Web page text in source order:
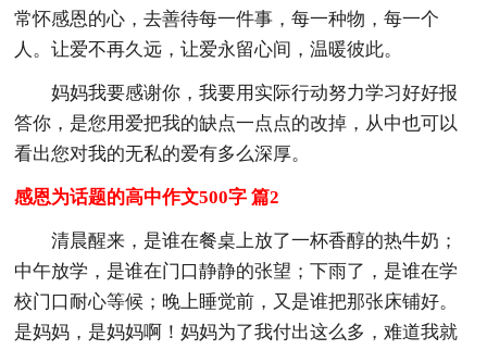
常怀感恩的心，去善待每一件事，每一种物，每一个
人。让爱不再久远，让爱永留心间，温暖彼此。
妈妈我要感谢你，我要用实际行动努力学习好好报
答你，是您用爱把我的缺点一点点的改掉，从中也可以
看出您对我的无私的爱有多么深厚。
感恩为话题的高中作文500字 篇2
清晨醒来，是谁在餐桌上放了一杯香醇的热牛奶；
中午放学，是谁在门口静静的张望；下雨了，是谁在学
校门口耐心等候；晚上睡觉前，又是谁把那张床铺好。
是妈妈，是妈妈啊！妈妈为了我付出这么多，难道我就